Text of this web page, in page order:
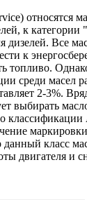
относятся
к категории
дизелей. Все
к
топливо.
среди масел
2-3%.
выбирать
класс
двигателя и